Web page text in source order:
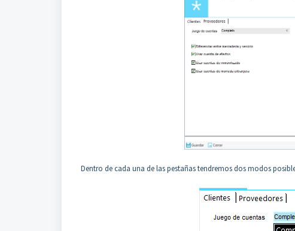
Dentro de cada una de las pestañas tendremos dos modos